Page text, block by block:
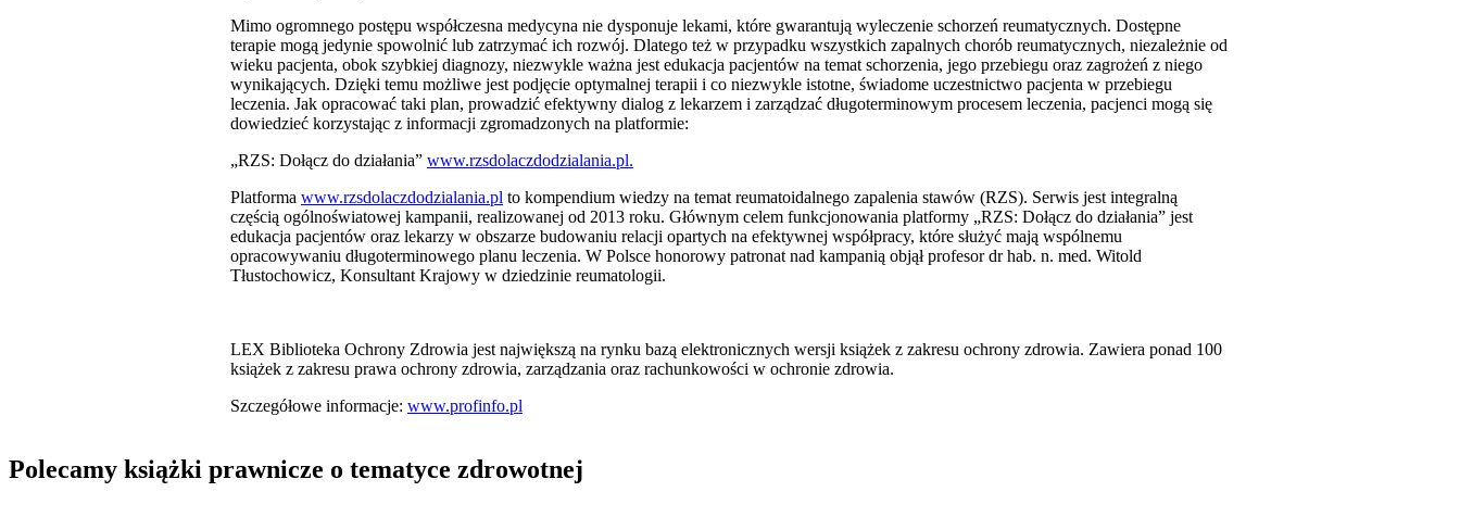
Mimo ogromnego postępu współczesna medycyna nie dysponuje lekami, które gwarantują wyleczenie schorzeń reumatycznych. Dostępne
terapie mogą jedynie spowolnić lub zatrzymać ich rozwój. Dlatego też w przypadku wszystkich zapalnych chorób reumatycznych, niezależnie od
wieku pacjenta, obok szybkiej diagnozy, niezwykle ważna jest edukacja pacjentów na temat schorzenia, jego przebiegu oraz zagrożeń z niego
wynikających. Dzięki temu możliwe jest podjęcie optymalnej terapii i co niezwykle istotne, świadome uczestnictwo pacjenta w przebiegu
leczenia. Jak opracować taki plan, prowadzić efektywny dialog z lekarzem i zarządzać długoterminowym procesem leczenia, pacjenci mogą się
dowiedzieć korzystając z informacji zgromadzonych na platformie:
„RZS: Dołącz do działania” www.rzsdolaczdodzialania.pl.
Platforma www.rzsdolaczdodzialania.pl to kompendium wiedzy na temat reumatoidalnego zapalenia stawów (RZS). Serwis jest integralną
częścią ogólnoświatowej kampanii, realizowanej od 2013 roku. Głównym celem funkcjonowania platformy „RZS: Dołącz do działania” jest
edukacja pacjentów oraz lekarzy w obszarze budowaniu relacji opartych na efektywnej współpracy, które służyć mają wspólnemu
opracowywaniu długoterminowego planu leczenia. W Polsce honorowy patronat nad kampanią objął profesor dr hab. n. med. Witold
Tłustochowicz, Konsultant Krajowy w dziedzinie reumatologii.
LEX Biblioteka Ochrony Zdrowia jest największą na rynku bazą elektronicznych wersji książek z zakresu ochrony zdrowia. Zawiera ponad 100
książek z zakresu prawa ochrony zdrowia, zarządzania oraz rachunkowości w ochronie zdrowia.
Szczegółowe informacje: www.profinfo.pl
Polecamy książki prawnicze o tematyce zdrowotnej